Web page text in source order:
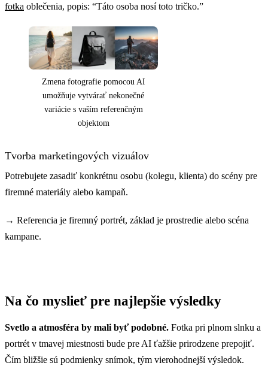
fotka oblečenia, popis: “Táto osoba nosí toto tričko.”
Zmena fotografie pomocou AI
umožňuje vytvárať nekonečné
variácie s vaším referenčným
objektom
Tvorba marketingových vizuálov
Potrebujete zasadiť konkrétnu osobu (kolegu, klienta) do scény pre
firemné materiály alebo kampaň.
→ Referencia je firemný portrét, základ je prostredie alebo scéna
kampane.
Na čo myslieť pre najlepšie výsledky
Svetlo a atmosféra by mali byť podobné. Fotka pri plnom slnku a
portrét v tmavej miestnosti bude pre AI ťažšie prirodzene prepojiť.
Čím bližšie sú podmienky snímok, tým vierohodnejší výsledok.